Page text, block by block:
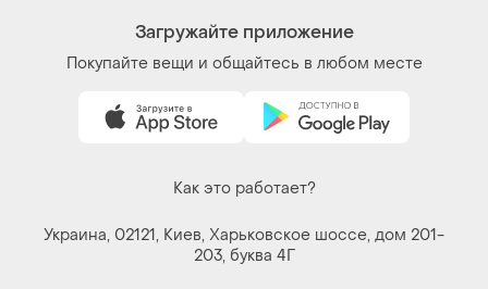
Загружайте приложение
Покупайте вещи и общайтесь в любом месте
Как это работает?
Украина, 02121, Киев, Харьковское шоссе, дом 201-
203, буква 4Г